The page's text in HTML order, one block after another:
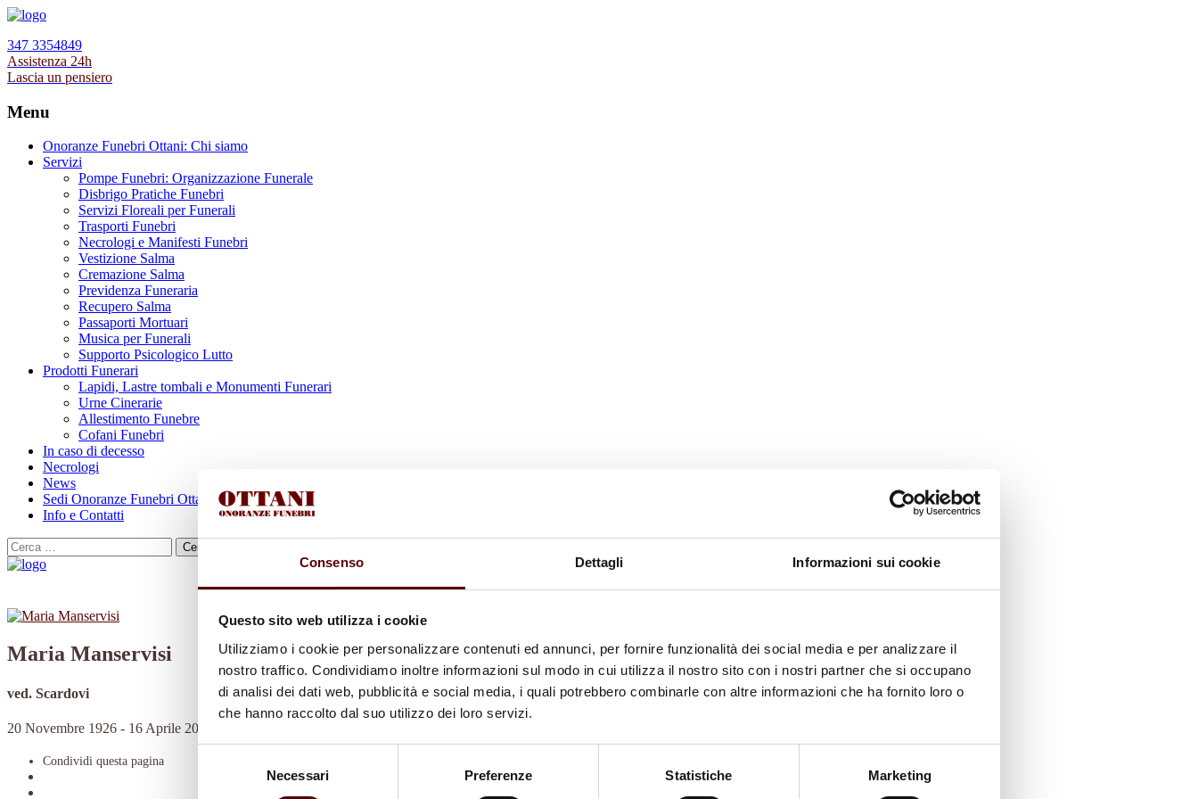
Consenso Dettagli Informazioni sui cookie
Questo sito web utilizza i cookie
Utilizziamo i cookie per personalizzare contenuti ed annunci, per fornire funzionalità dei social media e per analizzare il
nostro traffico. Condividiamo inoltre informazioni sul modo in cui utilizza il nostro sito con i nostri partner che si occupano
di analisi dei dati web, pubblicità e social media, i quali potrebbero combinarle con altre informazioni che ha fornito loro o
che hanno raccolto dal suo utilizzo dei loro servizi.
Necessari Preferenze Statistiche Marketing
347 3354849
Assistenza 24h
Lascia un pensiero
Menu
Onoranze Funebri Ottani: Chi siamo
Servizi
Pompe Funebri: Organizzazione Funerale
Disbrigo Pratiche Funebri
Servizi Floreali per Funerali
Trasporti Funebri
Necrologi e Manifesti Funebri
Vestizione Salma
Cremazione Salma
Previdenza Funeraria
Recupero Salma
Passaporti Mortuari
Musica per Funerali
Supporto Psicologico Lutto
Prodotti Funerari
Lapidi, Lastre tombali e Monumenti Funerari
Urne Cinerarie
Allestimento Funebre
Cofani Funebri
In caso di decesso
Necrologi
News
Sedi Onoranze Funebri Ottani
Info e Contatti
Cerca
per:
Maria Manservisi
ved. Scardovi
20 Novembre 1926 - 16 Aprile 2023
Condividi questa pagina